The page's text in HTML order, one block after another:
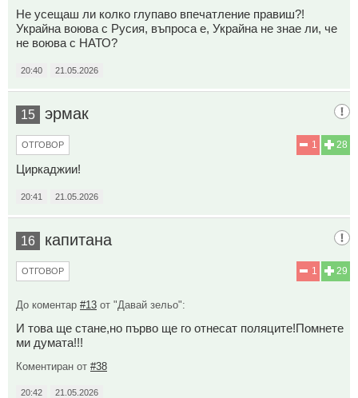
Не усещаш ли колко глупаво впечатление правиш?!
Украйна воюва с Русия, въпроса е, Украйна не знае ли, че
не воюва с НАТО?
20:40 21.05.2026
15 эрмак
28
1
ОТГОВОР
Циркаджии!
20:41 21.05.2026
16 капитана
29
1
ОТГОВОР
До коментар #13 от "Давай зельо":
И това ще стане,но първо ще го отнесат поляците!Помнете
ми думата!!!
Коментиран от #38
20:42 21.05.2026